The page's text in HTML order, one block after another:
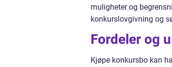
muligheter og
konkurslovgivning og
Fordeler og
Kjøpe konkursbo kan